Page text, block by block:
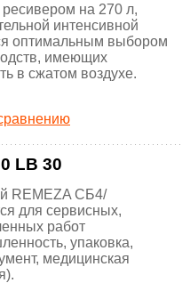
на 270 л,
интенсивной
оптимальным выбором
имеющих
в сжатом воздухе.
LB 30
REMEZA СБ4/
для сервисных,
работ
упаковка,
медицинская